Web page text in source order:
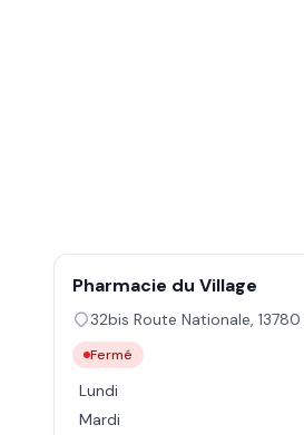
Pharmacie du Village
32bis Route Nationale, 13780
Fermé
Lundi
Mardi